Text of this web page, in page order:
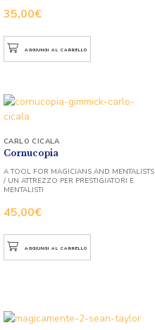
35,00€
AGGIUNGI AL CARRELLO
Cornucopia
45,00€
CARLO CICALA
A TOOL FOR MAGICIANS AND MENTALISTS
/ UN ATTREZZO PER PRESTIGIATORI E
MENTALISTI
AGGIUNGI AL CARRELLO